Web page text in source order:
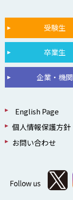
受験生
卒業生
企業・機関
English Page
個人情報保護方針
お問い合わせ